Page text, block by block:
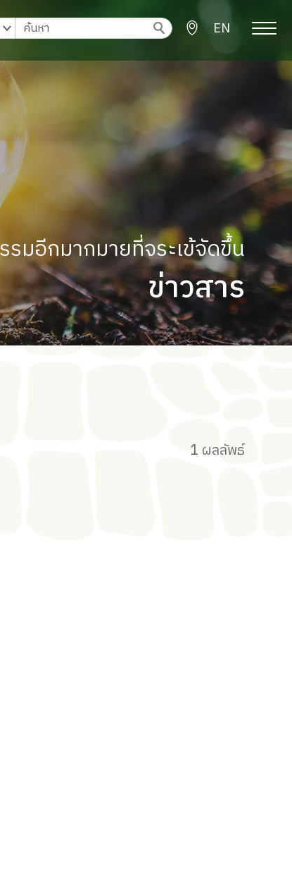
EN
รมอีกมากมายที่จระเข้จัดขึ้น
ข่าวสาร
1 ผลลัพธ์